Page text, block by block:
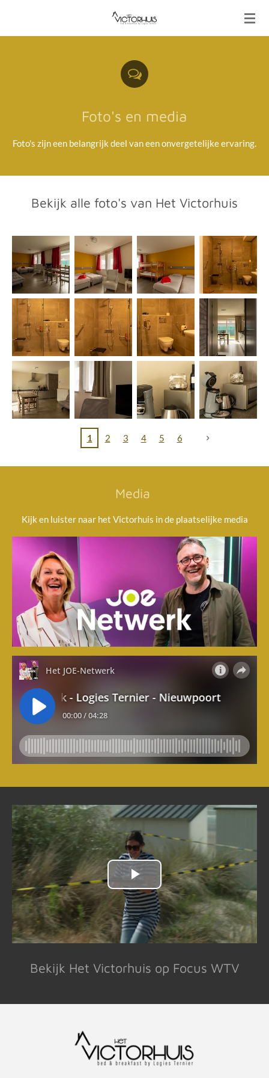
Foto's en media
Foto's zijn een belangrijk deel van een onvergetelijke ervaring.
Bekijk alle foto's van Het Victorhuis
1 2 3 4 5 6
Media
Kijk en luister naar het Victorhuis in de plaatselijke media
Bekijk Het Victorhuis op Focus WTV